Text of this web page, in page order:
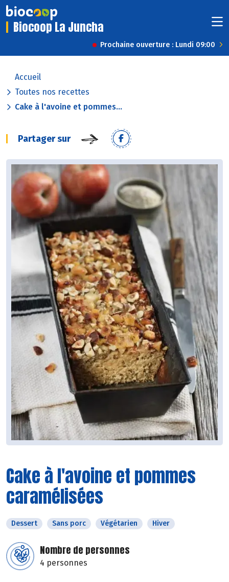
Biocoop La Juncha
Prochaine ouverture : Lundi 09:00
Accueil
Toutes nos recettes
Cake à l'avoine et pommes...
Partager sur
Cake à l'avoine et pommes
caramélisées
Dessert Sans porc Végétarien Hiver
Nombre de personnes
4 personnes